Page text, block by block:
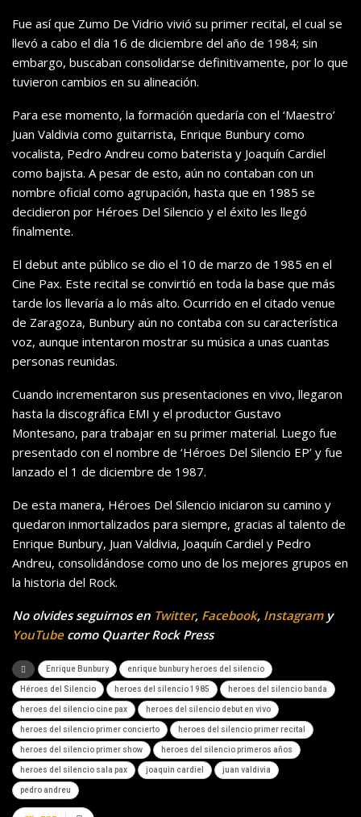
Fue así que Zumo De Vidrio vivió su primer recital, el cual se
llevó a cabo el día 16 de diciembre del año de 1984; sin
embargo, buscaban consolidarse definitivamente, por lo que
tuvieron cambios en su alineación.
Para ese momento, la formación quedaría con el ‘Maestro’
Juan Valdivia como guitarrista, Enrique Bunbury como
vocalista, Pedro Andreu como baterista y Joaquín Cardiel
como bajista. A pesar de esto, aún no contaban con un
nombre oficial como agrupación, hasta que en 1985 se
decidieron por Héroes Del Silencio y el éxito les llegó
finalmente.
El debut ante público se dio el 10 de marzo de 1985 en el
Cine Pax. Este recital se convirtió en toda la base que más
tarde los llevaría a lo más alto. Ocurrido en el citado venue
de Zaragoza, Bunbury aún no contaba con su característica
voz, aunque intentaron mostrar su música a unas cuantas
personas reunidas.
Cuando incrementaron sus presentaciones en vivo, llegaron
hasta la discográfica EMI y el productor Gustavo
Montesano, para trabajar en su primer material. Luego fue
presentado con el nombre de ‘Héroes Del Silencio EP’ y fue
lanzado el 1 de diciembre de 1987.
De esta manera, Héroes Del Silencio iniciaron su camino y
quedaron inmortalizados para siempre, gracias al talento de
Enrique Bunbury, Juan Valdivia, Joaquín Cardiel y Pedro
Andreu, consolidándose como uno de los mejores grupos en
la historia del Rock.
No olvides seguirnos en Twitter, Facebook, Instagramy
YouTubecomo Quarter Rock Press
Enrique Bunbury enrique bunbury heroes del silencio
Héroes del Silencio heroes del silencio 1985 heroes del silencio banda
heroes del silencio cine pax heroes del silencio debut en vivo
heroes del silencio primer concierto heroes del silencio primer recital
heroes del silencio primer show heroes del silencio primeros años
heroes del silencio sala pax joaquin cardiel juan valdivia
pedro andreu